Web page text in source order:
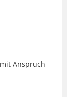
Anspruch